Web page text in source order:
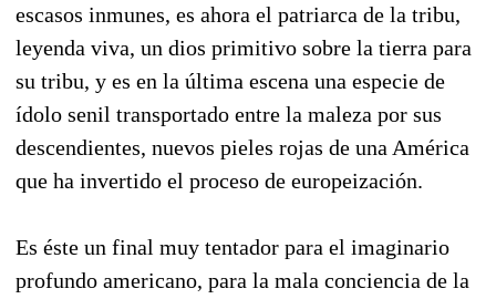
escasos inmunes, es ahora el patriarca de la tribu,
leyenda viva, un dios primitivo sobre la tierra para
su tribu, y es en la última escena una especie de
ídolo senil transportado entre la maleza por sus
descendientes, nuevos pieles rojas de una América
que ha invertido el proceso de europeización.
Es éste un final muy tentador para el imaginario
profundo americano, para la mala conciencia de la